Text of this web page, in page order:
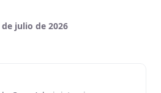
de julio de 2026